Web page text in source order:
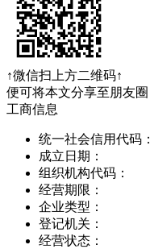
↑微信扫上方二维码↑
便可将本文分享至朋友圈
工商信息
统一社会信用代码：
成立日期：
组织机构代码：
经营期限：
企业类型：
登记机关：
经营状态：